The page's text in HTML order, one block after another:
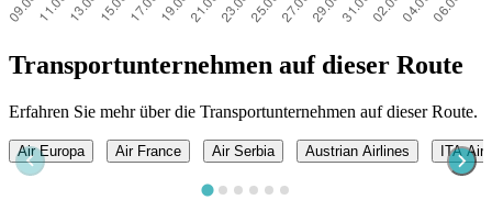
Transportunternehmen auf dieser Route
Erfahren Sie mehr über die Transportunternehmen auf dieser Route.
Air Europa Air France Air Serbia Austrian Airlines ITA